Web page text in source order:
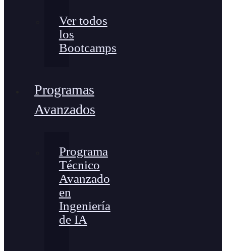
Ver todos
los
Bootcamps
Programas
Avanzados
Programa
Técnico
Avanzado
en
Ingeniería
de IA